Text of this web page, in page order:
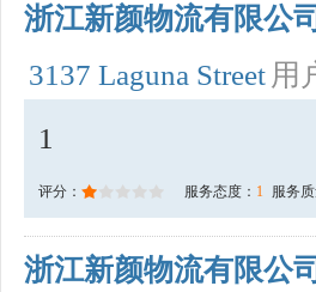
浙江新颜物流有限公司
3137 Laguna Street 用
1
评分： 服务态度： 1 服务质
浙江新颜物流有限公司